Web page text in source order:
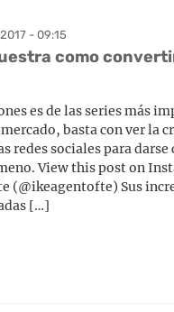
- 09:15
como
es de las series más
basta con ver la
redes sociales para
View this post on
(@ikeagentofte) Sus
[…]